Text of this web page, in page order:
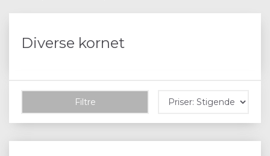
Diverse kornet
Filtre